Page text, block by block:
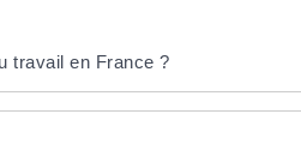
travail en France ?